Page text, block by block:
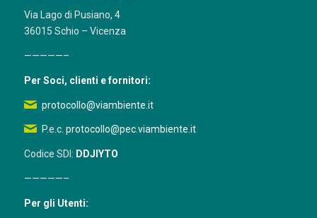
Via Lago di Pusiano, 4
36015 Schio – Vicenza
—————–
Per Soci, clienti e fornitori:
protocollo@viambiente.it
P.e.c. protocollo@pec.viambiente.it
Codice SDI: DDJIYTO
—————–
Per gli Utenti: